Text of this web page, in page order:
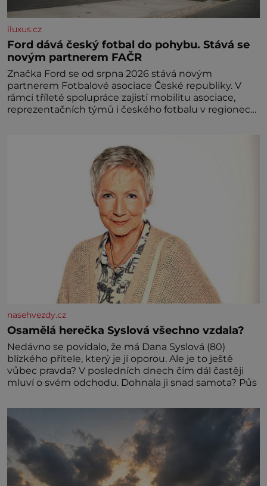
iluxus.cz
Ford dává český fotbal do pohybu. Stává se
novým partnerem FAČR
Značka Ford se od srpna 2026 stává novým
partnerem Fotbalové asociace České republiky. V
rámci tříleté spolupráce zajistí mobilitu asociace,
reprezentačních týmů i českého fotbalu v regionech.
nasehvezdy.cz
Osamělá herečka Syslová všechno vzdala?
Nedávno se povídalo, že má Dana Syslová (80)
blízkého přítele, který je jí oporou. Ale je to ještě
vůbec pravda? V posledních dnech čím dál častěji
mluví o svém odchodu. Dohnala ji snad samota? Půs